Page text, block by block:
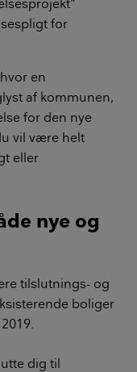
for
en
af kommunen,
for den nye
vil være helt
eller
nye og
tilslutnings- og
boliger
dig til